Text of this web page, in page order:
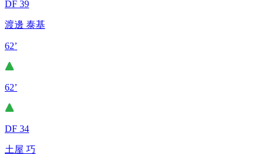
DF 39
渡邊 泰基
62’
62’
DF 34
土屋 巧